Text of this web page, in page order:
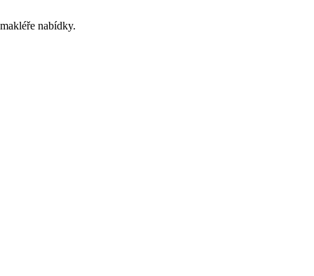
nabídky.